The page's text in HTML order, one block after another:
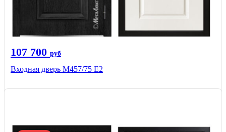
107 700 руб
Входная дверь М457/75 Е2